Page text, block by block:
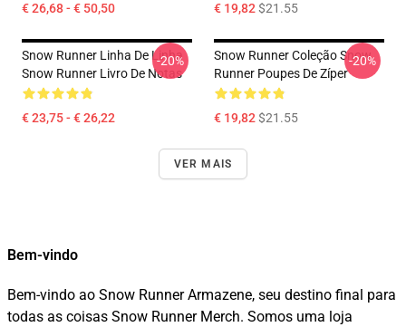
€ 26,68 - € 50,50 € 19,82$21.55
Snow Runner Linha De Linha
Snow Runner Livro De Notas
€ 23,75 - € 26,22
-20%
Snow Runner Coleção Snow
Runner Poupes De Zíper
€ 19,82$21.55
-20%
VER MAIS
Bem-vindo
Bem-vindo ao Snow Runner Armazene, seu destino final para
todas as coisas Snow Runner Merch. Somos uma loja